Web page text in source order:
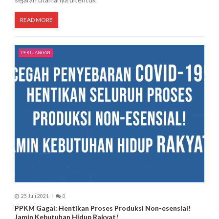
READ MORE
PERJUANGAN
25 Juli 2021 0
PPKM Gagal: Hentikan Proses Produksi Non-esensial!
Jamin Kebutuhan Hidup Rakyat!